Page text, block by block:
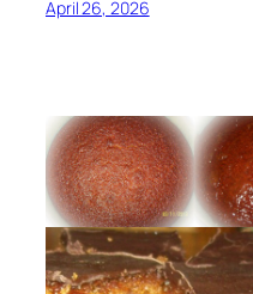
April 26, 2026